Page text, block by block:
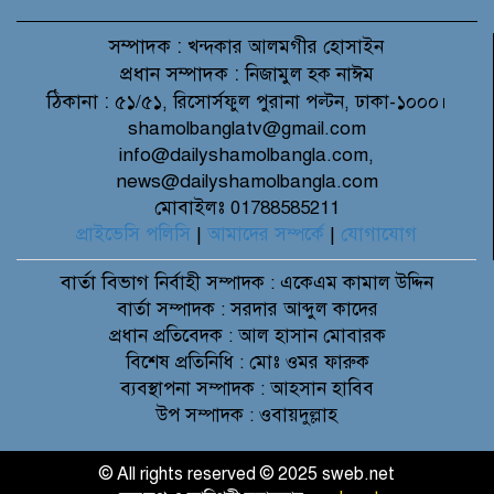
সম্পাদক : খন্দকার আলমগীর হোসাইন
প্রধান সম্পাদক : নিজামুল হক নাঈম
ঠিকানা : ৫১/৫১, রিসোর্সফুল পুরানা পল্টন, ঢাকা-১০০০।
shamolbanglatv@gmail.com
info@dailyshamolbangla.com,
news@dailyshamolbangla.com
মোবাইলঃ 01788585211
প্রাইভেসি পলিসি | আমাদের সম্পর্কে | যোগাযোগ
বার্তা বিভাগনির্বাহী সম্পাদক : একেএম কামাল উদ্দিন
বার্তা সম্পাদক : সরদার আব্দুল কাদের
প্রধান প্রতিবেদক : আল হাসান মোবারক
বিশেষ প্রতিনিধি : মোঃ ওমর ফারুক
ব্যবস্থাপনা সম্পাদক : আহসান হাবিব
উপ সম্পাদক : ওবায়দুল্লাহ
© All rights reserved © 2025 sweb.net